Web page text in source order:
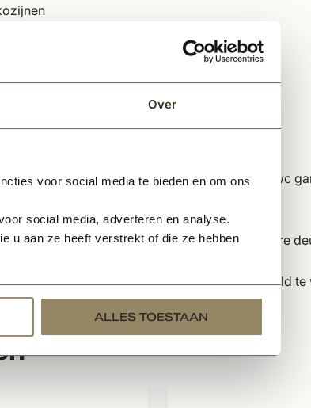
Over
voor social media te bieden en om ons
social media, adverteren en analyse.
u aan ze heeft verstrekt of die ze hebben
ALLES TOESTAAN
maar niet van gaten voor een deurkruk, wc
9011
offerte op maat ontvangen omdat u meerdere
binnen 1 dag reactie.
Scharnieren en sloten dienen los bijbesteld te